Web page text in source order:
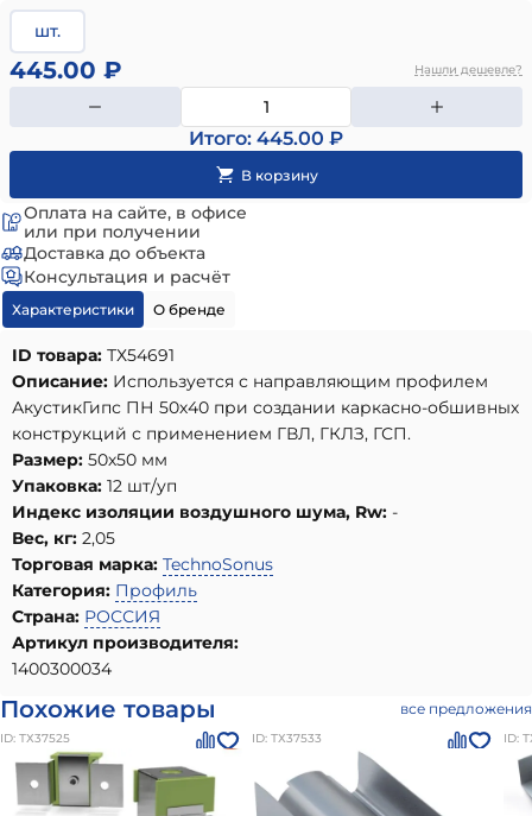
шт.
445.00 ₽ Нашли дешевле?
Итого: 445.00 ₽
Оплата на сайте, в офисе
или при получении
Доставка до объекта
Консультация и расчёт
Характеристики О бренде
ID товара: ТХ54691
Описание: Используется с направляющим профилем
АкустикГипс ПН 50х40 при создании каркасно-обшивных
конструкций с применением ГВЛ, ГКЛЗ, ГСП.
Размер: 50х50 мм
Упаковка: 12 шт/уп
Индекс изоляции воздушного шума, Rw: -
Вес, кг: 2,05
Торговая марка: TechnoSonus
Категория: Профиль
Страна: РОССИЯ
Артикул производителя:
1400300034
Похожие товары все предложения
ID: ТХ37525 ID: ТХ37533 ID: